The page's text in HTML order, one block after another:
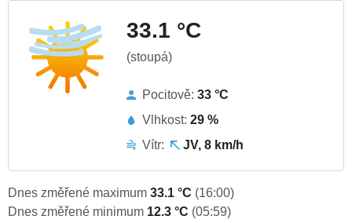
33.1 °C
(stoupá)
Pocitově: 33 °C
Vlhkost: 29 %
Vítr:
JV, 8 km/h
Dnes změřené maximum 33.1 °C (16:00)
Dnes změřené minimum 12.3 °C (05:59)